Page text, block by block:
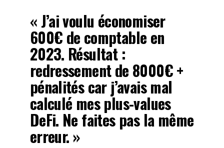
« J’ai voulu économiser
600€ de comptable en
2023. Résultat :
redressement de 8000€ +
pénalités car j’avais mal
calculé mes plus-values
DeFi. Ne faites pas la même
erreur. »